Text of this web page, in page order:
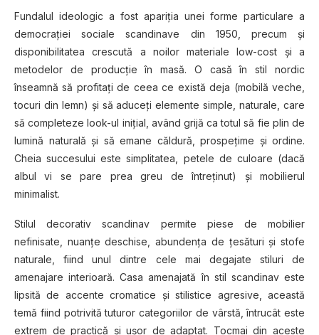
Fundalul ideologic a fost apariția unei forme particulare a
democrației sociale scandinave din 1950, precum și
disponibilitatea crescută a noilor materiale low-cost și a
metodelor de producție în masă. O casă în stil nordic
înseamnă să profitaţi de ceea ce există deja (mobilă veche,
tocuri din lemn) şi să aduceţi elemente simple, naturale, care
să completeze look-ul iniţial, având grijă ca totul să fie plin de
lumină naturală şi să emane căldură, prospeţime şi ordine.
Cheia succesului este simplitatea, petele de culoare (dacă
albul vi se pare prea greu de întreţinut) şi mobilierul
minimalist.
Stilul decorativ scandinav permite piese de mobilier
nefinisate, nuanţe deschise, abundenţa de ţesături şi stofe
naturale, fiind unul dintre cele mai degajate stiluri de
amenajare interioară. Casa amenajată în stil scandinav este
lipsită de accente cromatice şi stilistice agresive, această
temă fiind potrivită tuturor categoriilor de vârstă, întrucât este
extrem de practică şi uşor de adaptat. Tocmai din aceste